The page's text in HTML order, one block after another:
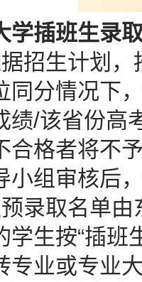
学插班生录
招生计划
同分情况下
绩/该省份高
合格者将不
小组审核后
录取名单
学生按“插班
专业或专业大